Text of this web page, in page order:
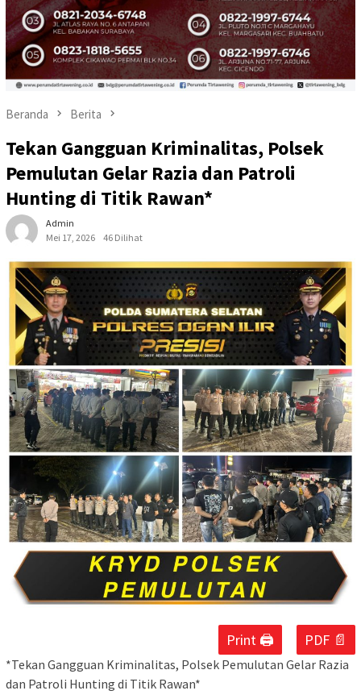
Beranda Berita
Tekan Gangguan Kriminalitas, Polsek
Pemulutan Gelar Razia dan Patroli
Hunting di Titik Rawan*
Admin
Mei 17, 2026
46 Dilihat
Print 🖨 PDF 📄
*Tekan Gangguan Kriminalitas, Polsek Pemulutan Gelar Razia
dan Patroli Hunting di Titik Rawan*